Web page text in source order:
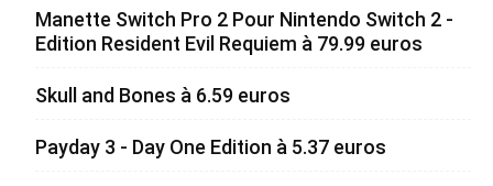
Manette Switch Pro 2 Pour Nintendo Switch 2 -
Edition Resident Evil Requiem à 79.99 euros
Skull and Bones à 6.59 euros
Payday 3 - Day One Edition à 5.37 euros